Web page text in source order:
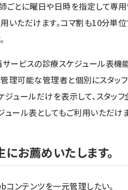
ごとに曜日や日時を指定して専
いただけます。コマ割も10分単
ービスの診療スケジュール表機
理可能な管理者と個別にスタッ
ジュールだけを表示して、スタッ
ュール表としてもご利用いただけま
お薦めいたします。
コンテンツを一元管理したい。